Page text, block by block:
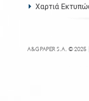
Χαρτιά
A&G PAPER S.A. ©